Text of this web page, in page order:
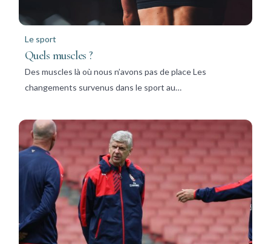
Le sport
Quels muscles ?
Des muscles là où nous n’avons pas de place Les
changements survenus dans le sport au…